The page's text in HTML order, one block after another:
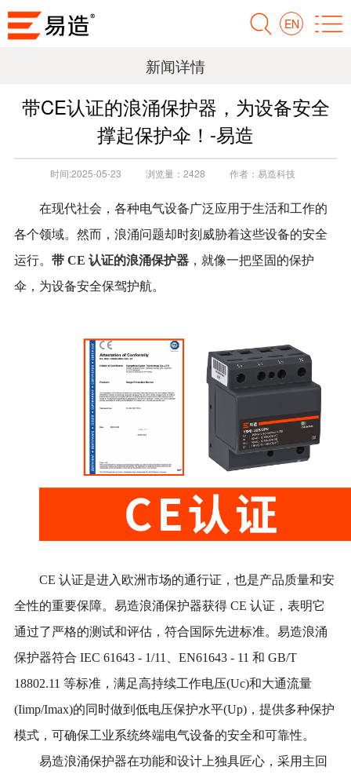
EN
新闻详情
带CE认证的浪涌保护器，为设备安全
撑起保护伞！-易造
时间:2025-05-23 浏览量： 2428 作者： 易造科技
在现代社会，各种电气设备广泛应用于生活和工作的
各个领域。然而，浪涌问题却时刻威胁着这些设备的安全
运行。 带 CE 认证的浪涌保护器，就像一把坚固的保护
伞，为设备安全保驾护航。
CE 认证是进入欧洲市场的通行证，也是产品质量和安
全性的重要保障。易造浪涌保护器获得 CE 认证，表明它
通过了严格的测试和评估，符合国际先进标准。易造浪涌
保护器符合 IEC 61643 - 1/11、EN61643 - 11 和 GB/T
18802.11 等标准， 满足高持续工作电压(Uc)和大通流量
(Iimp/Imax)的同时做到 低电压保护水平(Up)，提供多种保护
模式，可确保工业系统终端电气设备的安全和可靠性。
易造浪涌保护器在功能和设计上独具匠心，采用 主回